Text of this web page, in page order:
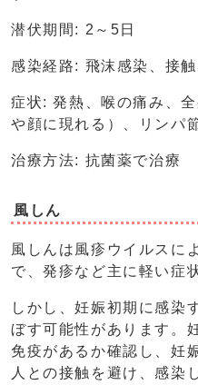
潜伏期間: 2～5日
感染経路: 飛沫感染、接触
症状: 発熱、喉の痛み、
や顔に現れる）、リンパ
治療方法: 抗菌薬で治療
風しん
風しんは風疹ウイルスに
で、発疹など主に軽い症
しかし、妊娠初期に感染
ぼす可能性があります。
免疫があるか確認し、妊
人との接触を避け、感染